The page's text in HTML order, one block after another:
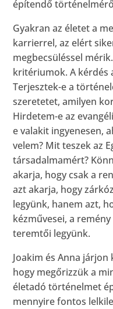
építendő
Gyakran az életet a
karrierrel, az elért
megbecsüléssel
kritériumok. A kérdés
Terjesztek-e a
szeretetet, amilyen
Hirdetem-e az
e valakit ingyenesen,
velem? Mit teszek az
társadalmamért?
akarja, hogy csak a
azt akarja, hogy
legyünk, hanem azt,
kézművesei, a
teremtői legyünk.
Joakim és Anna
hogy megőrizzük a
életadó történelmet
mennyire fontos